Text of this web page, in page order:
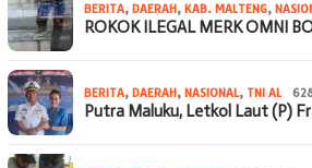
BERITA, DAERAH, KAB. MALTENG,
ROKOK ILEGAL MERK OMNI
BERITA, DAERAH, NASIONAL, TNI AL
Putra Maluku, Letkol Laut (P)